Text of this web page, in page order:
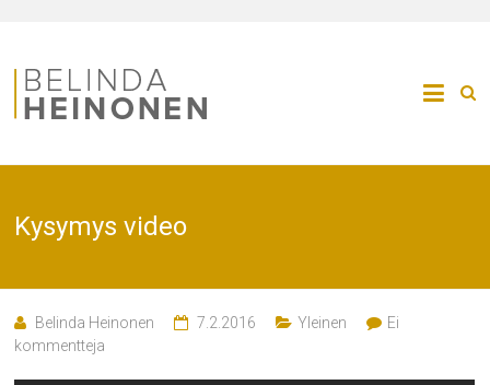
Kysymys video
Belinda Heinonen 7.2.2016 Yleinen
Ei
kommentteja